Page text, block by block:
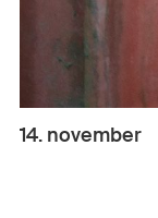
14. november